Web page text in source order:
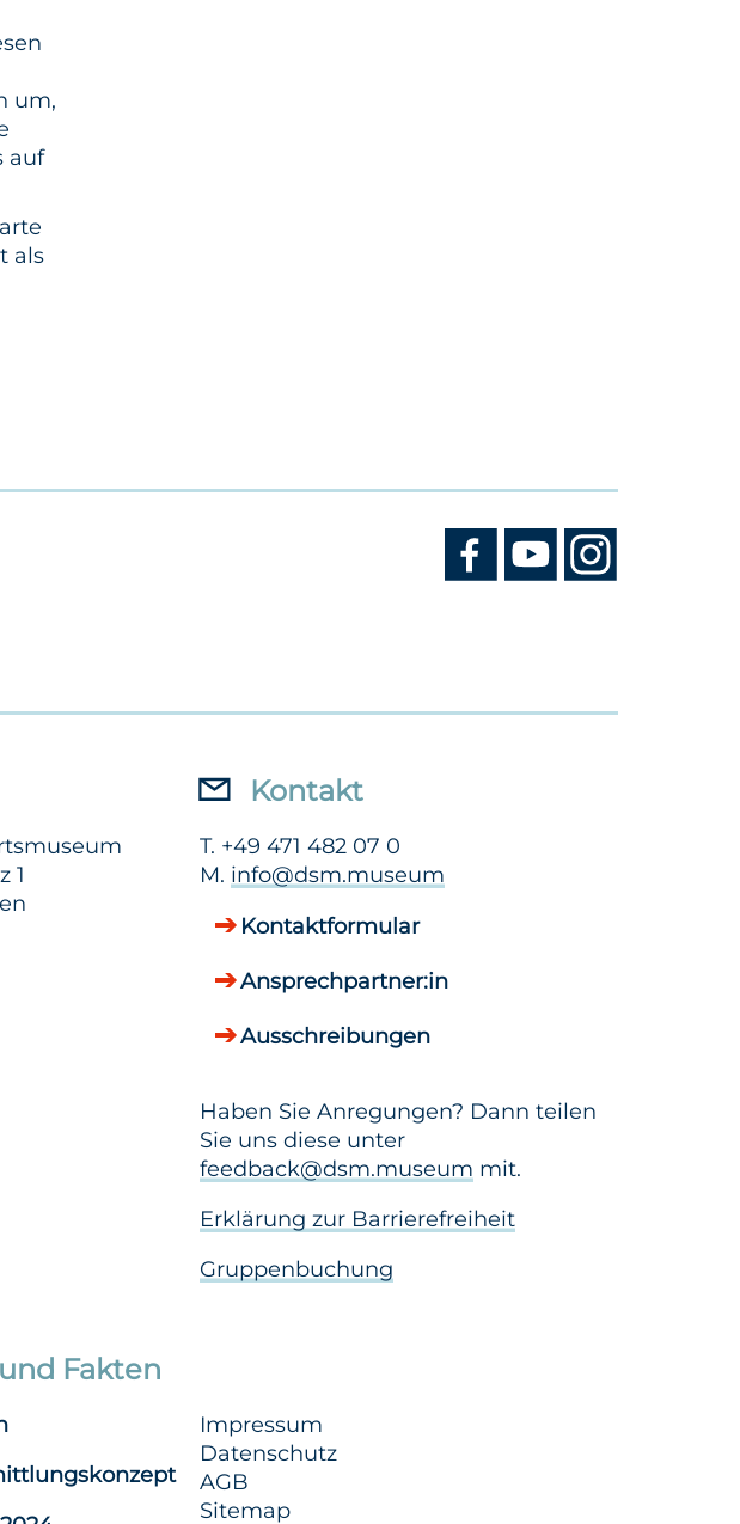
um,
auf
als
1
Kontakt
T. +49 471 482 07 0
M. info@dsm.museum
Kontaktformular
Ansprechpartner:in
Ausschreibungen
Haben Sie Anregungen? Dann teilen
Sie uns diese unter
feedback@dsm.museum mit.
Erklärung zur Barrierefreiheit
Gruppenbuchung
Fakten
Impressum
Datenschutz
AGB
Sitemap